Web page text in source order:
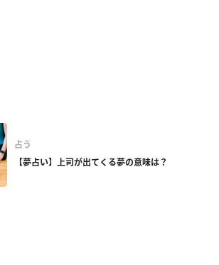
占う
【夢占い】上司が出てくる夢の意味は？